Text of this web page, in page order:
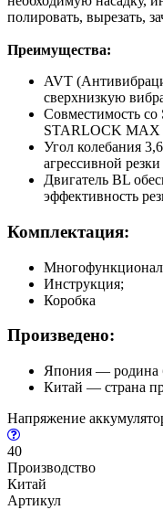
полировать, вырезать,
Преимущества:
AVT
сверхнизкую
Совместимость
STARLOCK MAX
Угол колебания
агрессивной
Двигатель BL
эффективность
Комплектация:
Инструкция;
Коробка
Произведено:
Япония — родина
Китай — страна
Напряжение
40
Производство
Китай
Артикул